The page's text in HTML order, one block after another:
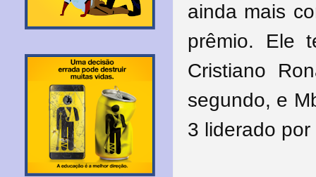
ainda mais
prêmio. Ele
Cristiano
segundo, e
3 liderado por